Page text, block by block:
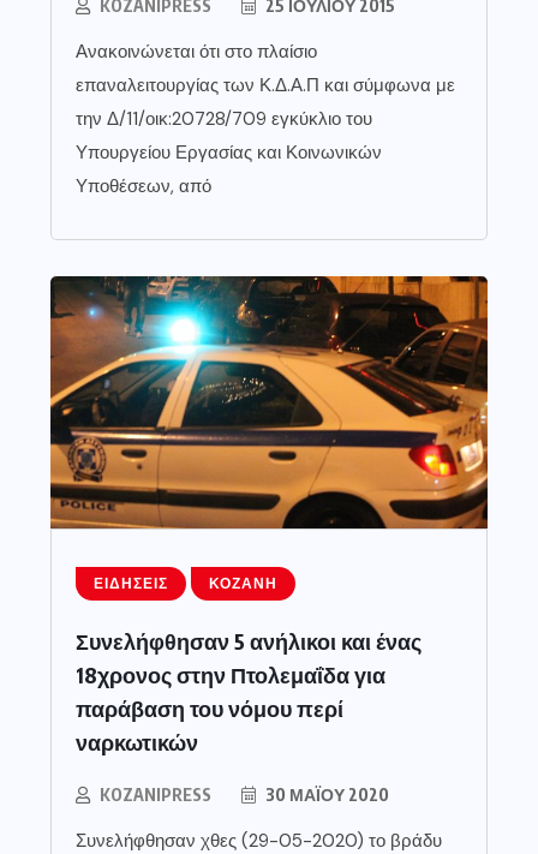
KOZANIPRESS 25 ΙΟΥΛΊΟΥ 2015
Ανακοινώνεται ότι στο πλαίσιο
επαναλειτουργίας των Κ.Δ.Α.Π και σύμφωνα με
την Δ/11/οικ:20728/709 εγκύκλιο του
Υπουργείου Εργασίας και Κοινωνικών
Υποθέσεων, από
ΕΙΔΉΣΕΙΣ ΚΟΖΆΝΗ
Συνελήφθησαν 5 ανήλικοι και ένας
18χρονος στην Πτολεμαΐδα για
παράβαση του νόμου περί
ναρκωτικών
KOZANIPRESS 30 ΜΑΪ́ΟΥ 2020
Συνελήφθησαν χθες (29-05-2020) το βράδυ